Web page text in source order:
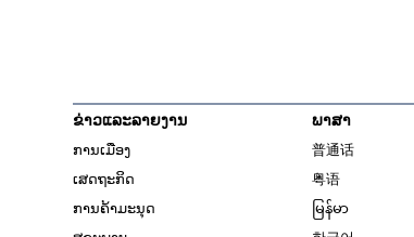
ຂ່າວແລະລາຍງານ
ການເມືອງ
ເສດຖະກິດ
ການຄ້າມະນຸດ
ພາສາ
普通话
粤语
မြန်မာ